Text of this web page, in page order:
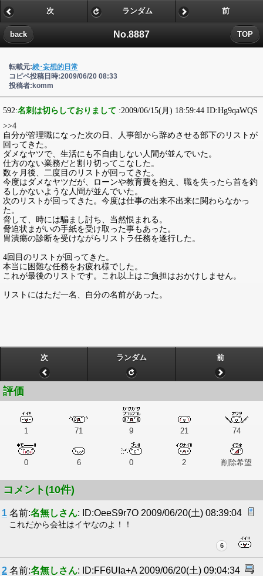
No.8887
back TOP
次 ランダム 前
転載元:続･妄想的日常
コピペ投稿日時:2009/06/20 08:33
投稿者:komm
592:名刺は切らしておりまして :2009/06/15(月) 18:59:44 ID:Hg9qaWQS
>>4
自分が管理職になった次の日、人事部から辞めさせる部下のリストが
回ってきた。
ダメなヤツで、生活にも不自由しない人間が並んでいた。
仕方のない業務だと割り切ってこなした。
数ヶ月後、二度目のリストが回ってきた。
今度はダメなヤツだが、ローンや教育費を抱え、職を失ったら首を釣
るしかないような人間が並んでいた。
次のリストが回ってきた。今度は仕事の出来不出来に関わらなかっ
た。
脅して、時には騙まし討ち、当然恨まれる。
脅迫状まがいの手紙を受け取った事もあった。
胃潰瘍の診断を受けながらリストラ任務を遂行した。
4回目のリストが回ってきた。
本当に困難な任務をお疲れ様でした。
これが最後のリストです。これ以上はご負担はおかけしません。
リストにはただ一名、自分の名前があった。
次 ランダム 前
評価
1 71 9 21 74
0 6 0 2 削除希望
コメント(10件)
1 名前:名無しさん: ID:OeeS9r7O 2009/06/20(土) 08:39:04
これだから会社はイヤなのよ！！
6
2 名前:名無しさん: ID:FF6UIa+A 2009/06/20(土) 09:04:34